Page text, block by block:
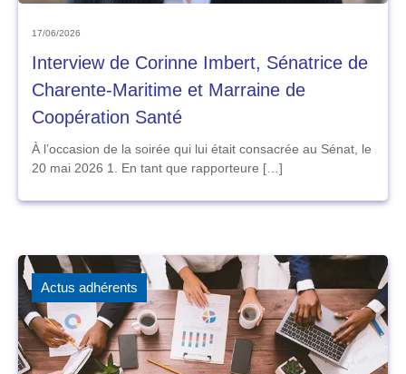
17/06/2026
Interview de Corinne Imbert, Sénatrice de
Charente-Maritime et Marraine de
Coopération Santé
À l’occasion de la soirée qui lui était consacrée au Sénat, le
20 mai 2026 1. En tant que rapporteure […]
Actus adhérents